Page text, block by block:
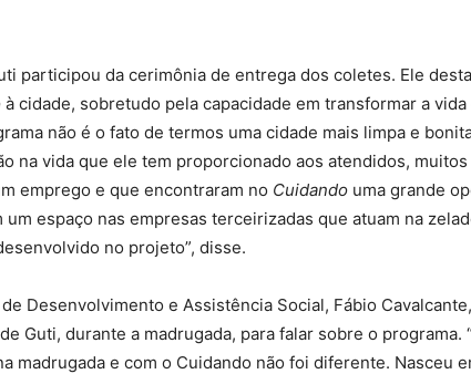
participou da cerimônia de entrega dos coletes. Ele
à cidade, sobretudo pela capacidade em transformar a vida
não é o fato de termos uma cidade mais limpa e
na vida que ele tem proporcionado aos atendidos,
emprego e que encontraram no Cuidando uma grande
um espaço nas empresas terceirizadas que atuam na
no projeto”, disse.
Desenvolvimento e Assistência Social, Fábio
Guti, durante a madrugada, para falar sobre o programa.
madrugada e com o Cuidando não foi diferente. Nasceu